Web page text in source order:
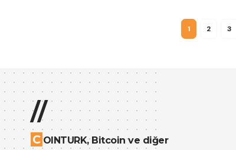
1 2 3
//
C OINTURK, Bitcoin ve diğer